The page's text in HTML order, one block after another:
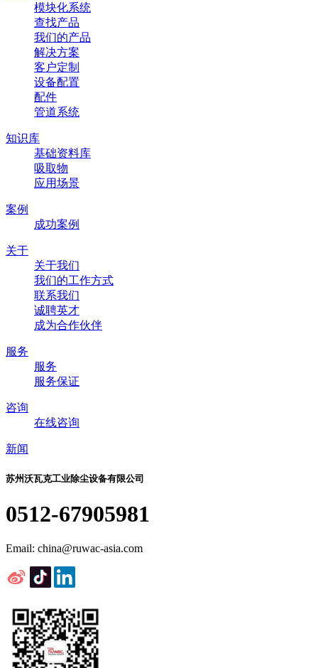
模块化系统
查找产品
我们的产品
解决方案
客户定制
设备配置
配件
管道系统
知识库
基础资料库
吸取物
应用场景
案例
成功案例
关于
关于我们
我们的工作方式
联系我们
诚聘英才
成为合作伙伴
服务
服务
服务保证
咨询
在线咨询
新闻
苏州沃瓦克工业除尘设备有限公司
0512-67905981
Email: china@ruwac-asia.com